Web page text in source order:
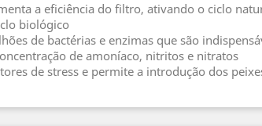
a eficiência do filtro, ativando o ciclo
biológico
de bactérias e enzimas que são
de amoníaco, nitritos e nitratos
de stress e permite a introdução dos